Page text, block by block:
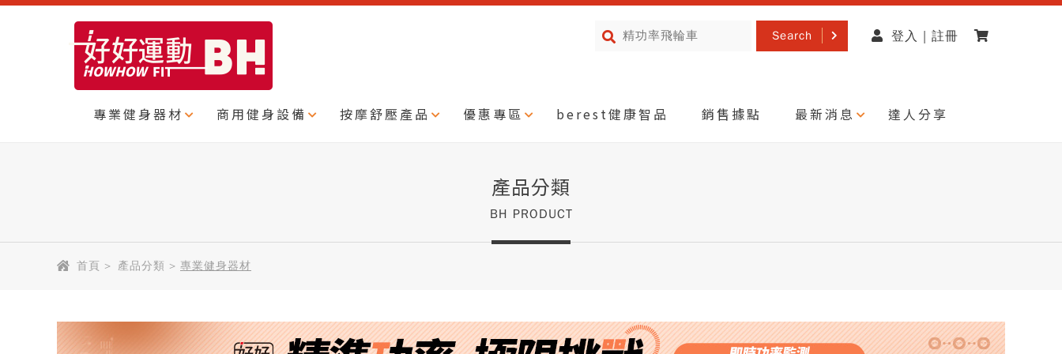
Search 登入 | 註冊
專業健身器材 商用健身設備 按摩舒壓產品 優惠專區 berest健康智品 銷售據點 最新消息 達人分享
產品分類
BH PRODUCT
首頁 > 產品分類 > 專業健身器材